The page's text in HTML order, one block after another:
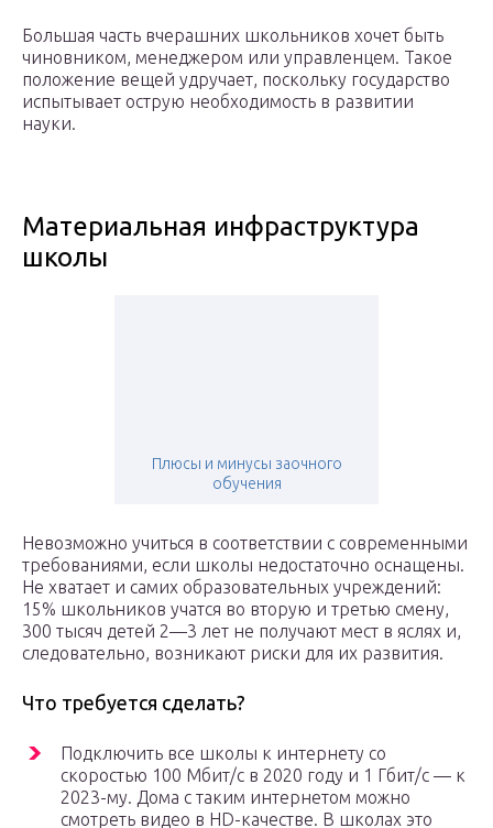
Большая часть вчерашних школьников хочет быть
чиновником, менеджером или управленцем. Такое
положение вещей удручает, поскольку государство
испытывает острую необходимость в развитии
науки.
Материальная инфраструктура
школы
Плюсы и минусы заочного
обучения
Невозможно учиться в соответствии с современными
требованиями, если школы недостаточно оснащены.
Не хватает и самих образовательных учреждений:
15% школьников учатся во вторую и третью смену,
300 тысяч детей 2—3 лет не получают мест в яслях и,
следовательно, возникают риски для их развития.
Что требуется сделать?
Подключить все школы к интернету со
скоростью 100 Мбит/с в 2020 году и 1 Гбит/с — к
2023-му. Дома с таким интернетом можно
смотреть видео в HD-качестве. В школах это